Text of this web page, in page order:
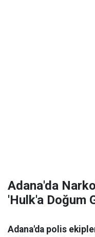
Adana'da
'Hulk'a Doğum
Adana'da polis